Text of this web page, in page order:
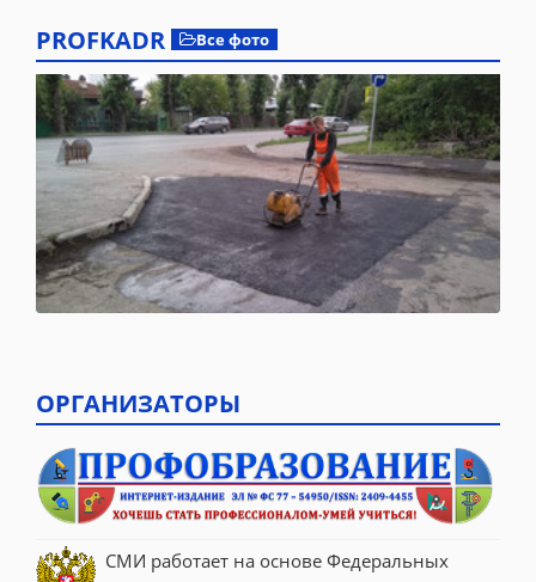
PROFKADR Все фото
ОРГАНИЗАТОРЫ
СМИ работает на основе Федеральных